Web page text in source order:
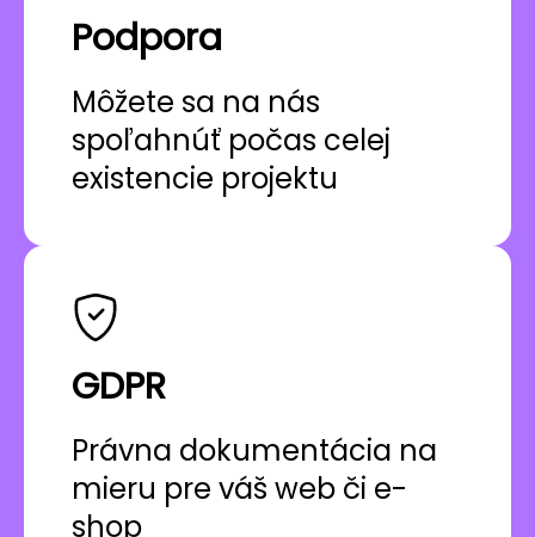
Podpora
Môžete sa na nás
spoľahnúť počas celej
existencie projektu
GDPR
Právna dokumentácia na
mieru pre váš web či e-
shop